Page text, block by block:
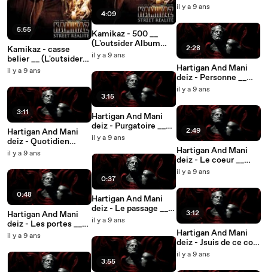
5:55
Kamikaz - casse
belier __ (L'outsider
Album 2017)
il y a 9 ans
3:11
Hartigan And Mani
deiz - Quotidien
(feat. H.A.M) __
il y a 9 ans
0:48
Hartigan And Mani
deiz - Les portes __
Purgatoire (2017)
il y a 9 ans
4:09
Kamikaz - 500 __
(L'outsider Album
2017)
il y a 9 ans
3:15
Hartigan And Mani
deiz - Purgatoire __
Purgatoire (2017)
il y a 9 ans
0:37
Hartigan And Mani
deiz - Le passage __
Purgatoire (2017)
il y a 9 ans
3:55
Purgatoire (2017)
il y a 9 ans
2:28
Hartigan And Mani
deiz - Personne __
Purgatoire (2017)
il y a 9 ans
2:49
Hartigan And Mani
deiz - Le coeur __
Purgatoire (2017)
il y a 9 ans
3:12
Hartigan And Mani
deiz - Jsuis de ce coin
__ Purgatoire (2017)
il y a 9 ans